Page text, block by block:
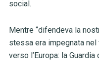
social.
Mentre “difendeva la
stessa era impegnata
verso l’Europa: la